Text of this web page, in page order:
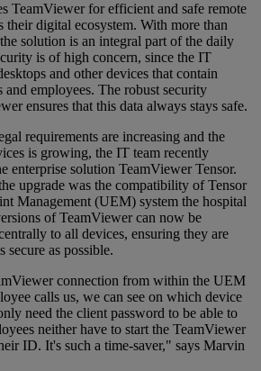
TeamViewer for efficient and safe remote
their digital ecosystem. With more than
solution is an integral part of the daily
is of high concern, since the IT
and other devices that contain
and employees. The robust security
ensures that this data always stays safe.
requirements are increasing and the
is growing, the IT team recently
enterprise solution TeamViewer Tensor.
upgrade was the compatibility of Tensor
Management (UEM) system the hospital
of TeamViewer can now be
to all devices, ensuring they are
secure as possible.
connection from within the UEM
calls us, we can see on which device
need the client password to be able to
neither have to start the TeamViewer
ID. It's such a time-saver," says Marvin